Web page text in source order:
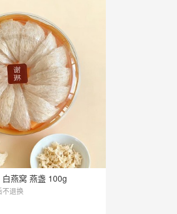
燕窝 燕盏 100g
不退换